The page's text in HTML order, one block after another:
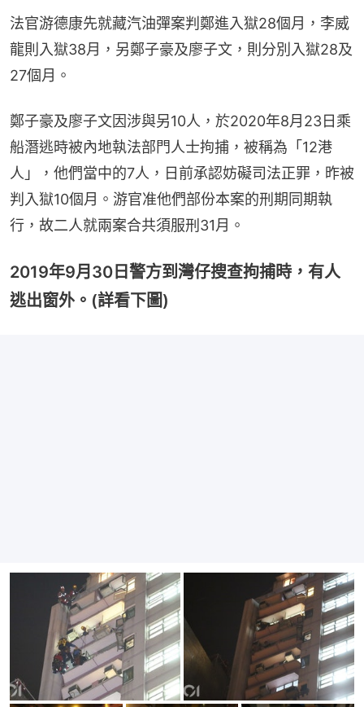
法官游德康先就藏汽油彈案判鄭進入獄28個月，李威
龍則入獄38月，另鄭子豪及廖子文，則分別入獄28及
27個月。
鄭子豪及廖子文因涉與另10人，於2020年8月23日乘
船潛逃時被內地執法部門人士拘捕，被稱為「12港
人」，他們當中的7人，日前承認妨礙司法正罪，昨被
判入獄10個月。游官准他們部份本案的刑期同期執
行，故二人就兩案合共須服刑31月。
2019年9月30日警方到灣仔搜查拘捕時，有人
逃出窗外。(詳看下圖)